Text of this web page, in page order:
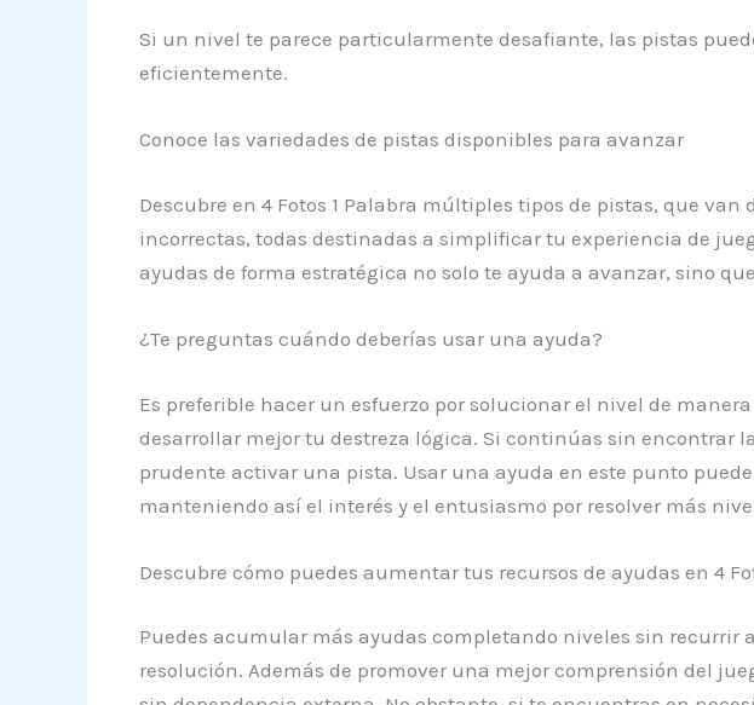
Si un nivel te parece particularmente desafiante, las pistas
eficientemente.
Conoce las variedades de pistas disponibles para avanzar
Descubre en 4 Fotos 1 Palabra múltiples tipos de pistas, que
incorrectas, todas destinadas a simplificar tu experiencia de
ayudas de forma estratégica no solo te ayuda a avanzar, sino
¿Te preguntas cuándo deberías usar una ayuda?
Es preferible hacer un esfuerzo por solucionar el nivel de
desarrollar mejor tu destreza lógica. Si continúas sin encontrar
prudente activar una pista. Usar una ayuda en este punto
manteniendo así el interés y el entusiasmo por resolver más
Descubre cómo puedes aumentar tus recursos de ayudas en 4
Puedes acumular más ayudas completando niveles sin
resolución. Además de promover una mejor comprensión del